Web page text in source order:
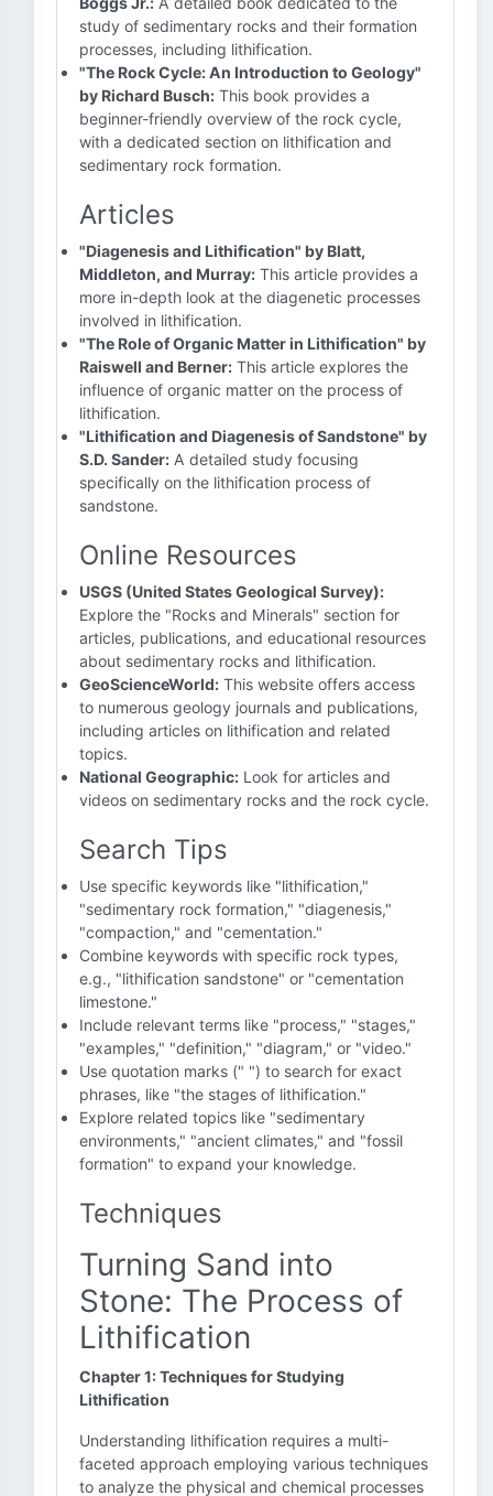
study of sedimentary rocks and their formation
processes, including lithification.
"The Rock Cycle: An Introduction to Geology"
by Richard Busch: This book provides a
beginner-friendly overview of the rock cycle,
with a dedicated section on lithification and
sedimentary rock formation.
Articles
"Diagenesis and Lithification" by Blatt,
Middleton, and Murray: This article provides a
more in-depth look at the diagenetic processes
involved in lithification.
"The Role of Organic Matter in Lithification" by
Raiswell and Berner: This article explores the
influence of organic matter on the process of
lithification.
"Lithification and Diagenesis of Sandstone" by
S.D. Sander: A detailed study focusing
specifically on the lithification process of
sandstone.
Online Resources
USGS (United States Geological Survey):
Explore the "Rocks and Minerals" section for
articles, publications, and educational resources
about sedimentary rocks and lithification.
GeoScienceWorld: This website offers access
to numerous geology journals and publications,
including articles on lithification and related
topics.
National Geographic: Look for articles and
videos on sedimentary rocks and the rock cycle.
Search Tips
Use specific keywords like "lithification,"
"sedimentary rock formation," "diagenesis,"
"compaction," and "cementation."
Combine keywords with specific rock types,
e.g., "lithification sandstone" or "cementation
limestone."
Include relevant terms like "process," "stages,"
"examples," "definition," "diagram," or "video."
Use quotation marks (" ") to search for exact
phrases, like "the stages of lithification."
Explore related topics like "sedimentary
environments," "ancient climates," and "fossil
formation" to expand your knowledge.
Techniques
Turning Sand into
Stone: The Process of
Lithification
Chapter 1: Techniques for Studying
Lithification
Understanding lithification requires a multi-
faceted approach employing various techniques
to analyze the physical and chemical processes